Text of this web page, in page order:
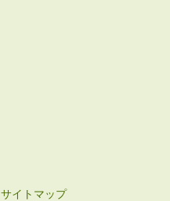
サイトマップ